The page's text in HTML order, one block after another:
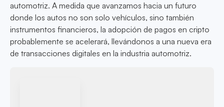
automotriz. A medida que avanzamos hacia un futuro
donde los autos no son solo vehículos, sino también
instrumentos financieros, la adopción de pagos en cripto
probablemente se acelerará, llevándonos a una nueva era
de transacciones digitales en la industria automotriz.